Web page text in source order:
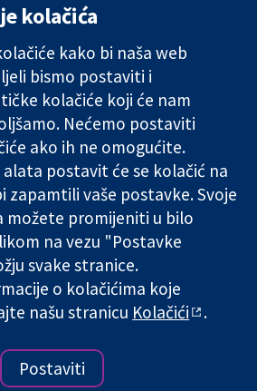
11-13 Cavendish
London
W1G 0AN
Ujedinjeno
Kraljevstvo
Novosti
medije
O nama
Poslovi
Cochrane
Library
is a charity (no. 1045921) and a
(no. 03044323) registered in
number GB 718 2127 49.
Collaboration
od odgovornosti
kolačića
kolačića
kako bi naša web
bismo postaviti i
kolačiće koji će nam
Nećemo postaviti
ako ih ne omogućite.
postavit će se kolačić na
zapamtili vaše postavke. Svoje
možete promijeniti u bilo
na vezu "Postavke
svake stranice.
o kolačićima koje
našu stranicu Kolačići .
Postaviti